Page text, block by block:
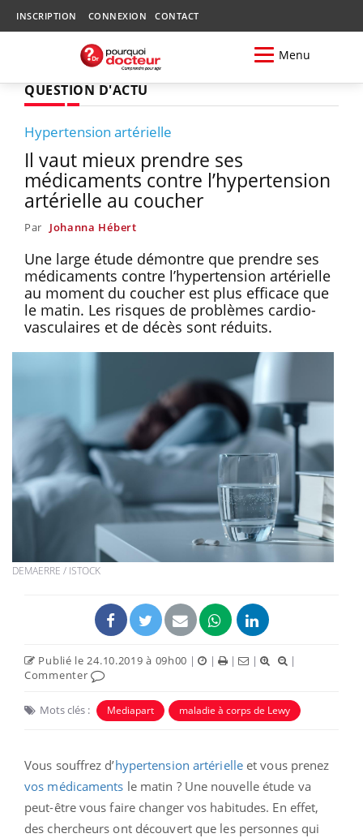
INSCRIPTION CONNEXION CONTACT
Menu
QUESTION D'ACTU
Hypertension artérielle
Il vaut mieux prendre ses
médicaments contre l’hypertension
artérielle au coucher
Par Johanna Hébert
Une large étude démontre que prendre ses
médicaments contre l’hypertension artérielle
au moment du coucher est plus efficace que
le matin. Les risques de problèmes cardio-
vasculaires et de décès sont réduits.
DEMAERRE / ISTOCK
Publié le 24.10.2019 à 09h00 | | | |
|
Commenter
Mots clés : Mediapart maladie à corps de Lewy
Vous souffrez d’hypertension artérielleet vous prenez
vos médicaments le matin ? Une nouvelle étude va
peut-être vous faire changer vos habitudes. En effet,
des chercheurs ont découvert que les personnes qui